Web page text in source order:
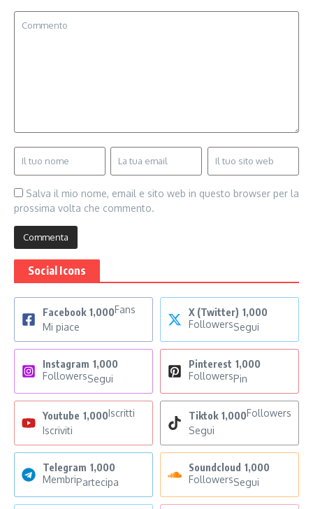
Salva il mio nome, email e sito web in questo browser per la
prossima volta che commento.
Social Icons
Facebook 1,000Fans
Mi piace
X (Twitter) 1,000
FollowersSegui
Instagram 1,000
FollowersSegui
Pinterest 1,000
FollowersPin
Youtube 1,000Iscritti
Iscriviti
Tiktok 1,000Followers
Segui
Telegram 1,000
MembriPartecipa
Soundcloud 1,000
FollowersSegui